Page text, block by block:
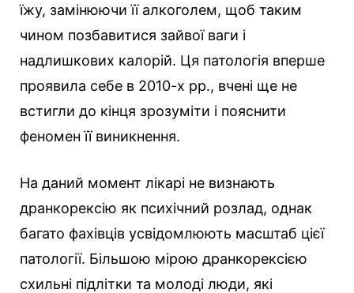
їжу, замінюючи її алкоголем, щоб таким
чином позбавитися зайвої ваги і
надлишкових калорій. Ця патологія вперше
проявила себе в 2010-х рр., вчені ще не
встигли до кінця зрозуміти і пояснити
феномен її виникнення.
На даний момент лікарі не визнають
дранкорексію як психічний розлад, однак
багато фахівців усвідомлюють масштаб цієї
патології. Більшою мірою дранкорексією
схильні підлітки та молоді люди, які